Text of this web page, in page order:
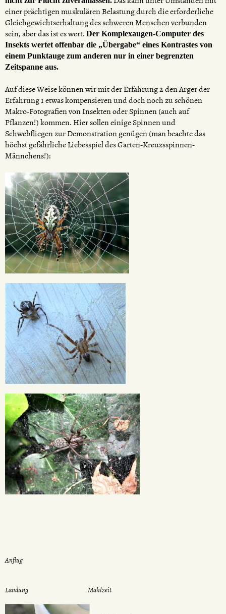
einer prächtigen muskulären Belastung durch die erforderliche
Gleichgewichtserhaltung des schweren Menschen verbunden
sein, aber das ist es wert. Der Komplexaugen-Computer des
Insekts wertet offenbar die „Übergabe“ eines Kontrastes von
einem Punktauge zum anderen nur in einer begrenzten
Zeitspanne aus.
Auf diese Weise können wir mit der Erfahrung 2 den Ärger der
Erfahrung 1 etwas kompensieren und doch noch zu schönen
Makro-Fotografien von Insekten oder Spinnen (auch auf
Pflanzen!) kommen. Hier sollen einige Spinnen und
Schwebfliegen zur Demonstration genügen (man beachte das
höchst gefährliche Liebesspiel des Garten-Kreuzsspinnen-
Männchens!):
Anflug
Landung Mahlzeit